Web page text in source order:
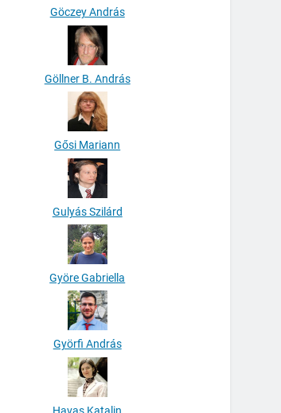
Göczey András
Göllner B. András
Gősi Mariann
Gulyás Szilárd
Györe Gabriella
Györfi András
Havas Katalin